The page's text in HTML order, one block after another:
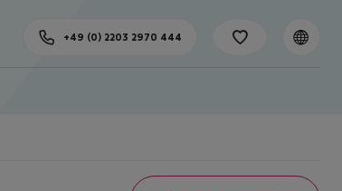
+49 (0) 2203 2970 444